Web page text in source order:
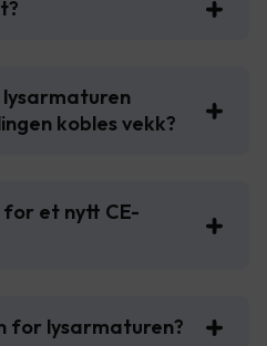
kobles vekk?
et nytt CE-
for lysarmaturen?